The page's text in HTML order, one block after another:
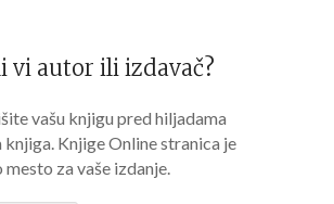
vi autor ili izdavač?
vašu knjigu pred hiljadama
Knjige Online stranica je
mesto za vaše izdanje.